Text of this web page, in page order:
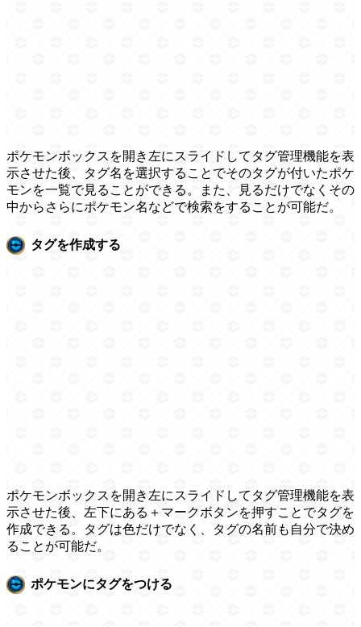
ポケモンボックスを開き左にスライドしてタグ管理機能を表
示させた後、タグ名を選択することでそのタグが付いたポケ
モンを一覧で見ることができる。また、見るだけでなくその
中からさらにポケモン名などで検索をすることが可能だ。
タグを作成する
ポケモンボックスを開き左にスライドしてタグ管理機能を表
示させた後、左下にある＋マークボタンを押すことでタグを
作成できる。タグは色だけでなく、タグの名前も自分で決め
ることが可能だ。
ポケモンにタグをつける